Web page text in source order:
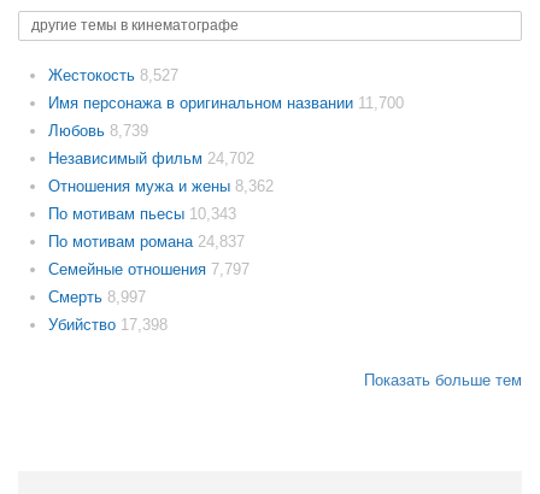
другие темы в кинематографе
Жестокость 8,527
Имя персонажа в оригинальном названии 11,700
Любовь 8,739
Независимый фильм 24,702
Отношения мужа и жены 8,362
По мотивам пьесы 10,343
По мотивам романа 24,837
Семейные отношения 7,797
Смерть 8,997
Убийство 17,398
Показать больше тем